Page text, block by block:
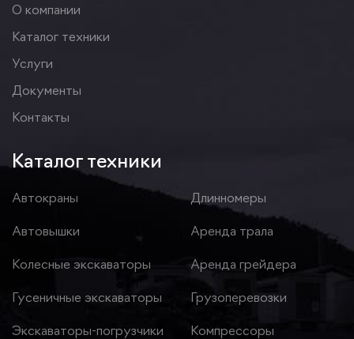
О компании
Каталог техники
Услуги
Документы
Контакты
Каталог техники
Автокраны
Автовышки
Колесные экскаваторы
Гусеничные экскаваторы
Экскаваторы-погрузчики
Длинномеры
Аренда трала
Аренда грейдера
Грузоперевозки
Компрессоры